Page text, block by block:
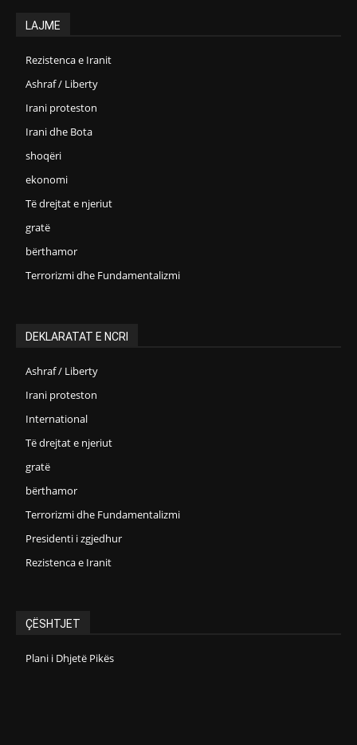
LAJME
Rezistenca e Iranit
Ashraf / Liberty
Irani proteston
Irani dhe Bota
shoqëri
ekonomi
Të drejtat e njeriut
gratë
bërthamor
Terrorizmi dhe Fundamentalizmi
DEKLARATAT E NCRI
Ashraf / Liberty
Irani proteston
International
Të drejtat e njeriut
gratë
bërthamor
Terrorizmi dhe Fundamentalizmi
Presidenti i zgjedhur
Rezistenca e Iranit
ÇËSHTJET
Plani i Dhjetë Pikës